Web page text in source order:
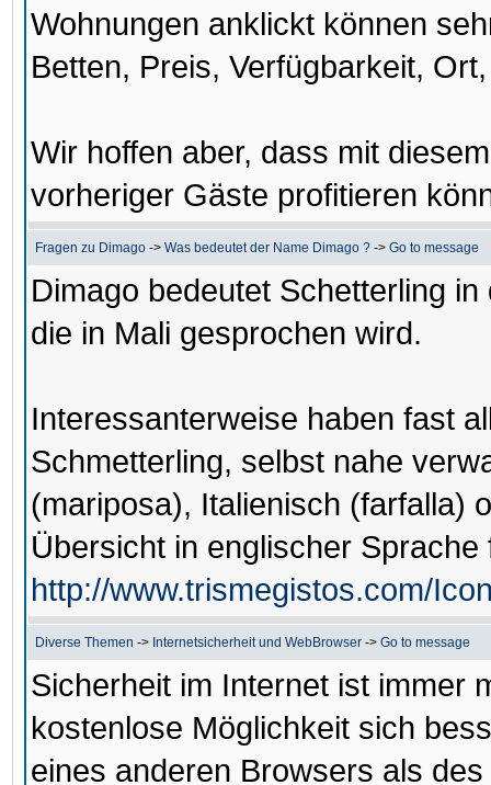
Wohnungen anklickt können
Betten, Preis, Verfügbarkeit,
Wir hoffen aber, dass mit
vorheriger Gäste profitieren
Fragen zu Dimago -> Was bedeutet der Name Dimago ? -> Go to message
Dimago bedeutet Schetterling
die in Mali gesprochen wird.
Interessanterweise haben fast
Schmetterling, selbst nahe
(mariposa), Italienisch (farfalla)
Übersicht in englischer Sprache
http://www.trismegistos.com/
Diverse Themen -> Internetsicherheit und WebBrowser -> Go to message
Sicherheit im Internet ist immer
kostenlose Möglichkeit sich
eines anderen Browsers als